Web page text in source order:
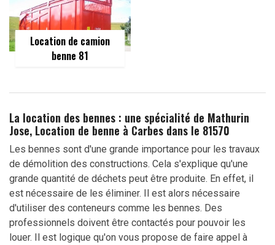
Location de camion
benne 81
La location des bennes : une spécialité de Mathurin
Jose, Location de benne à Carbes dans le 81570
Les bennes sont d'une grande importance pour les travaux
de démolition des constructions. Cela s'explique qu'une
grande quantité de déchets peut être produite. En effet, il
est nécessaire de les éliminer. Il est alors nécessaire
d'utiliser des conteneurs comme les bennes. Des
professionnels doivent être contactés pour pouvoir les
louer. Il est logique qu'on vous propose de faire appel à